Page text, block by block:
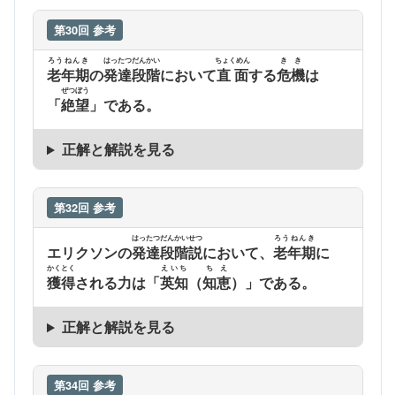
第30回 参考
老年期
ろうねんき
の発達段階
はったつだんかい
において直面
ちょくめん
する危機
きき
は
「絶望
ぜつぼう
」である。
正解と解説を見る
第32回 参考
エリクソンの発達段階説
はったつだんかいせつ
において、 老年期
ろうねんき
に
獲得
かくとく
される力は「英知
えいち
（知恵
ちえ
）」である。
正解と解説を見る
第34回 参考